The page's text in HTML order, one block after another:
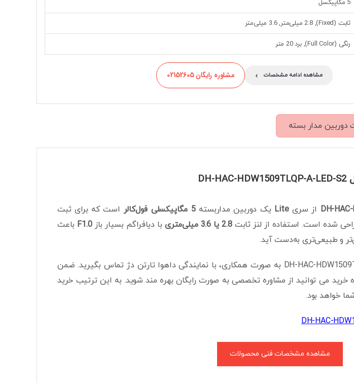
5 مگاپیکسل
ثابت (Fixed), 2.8 میلی‌متر, 3.6 میلی‌متر
رنگی (Full Color), برد 20 متر
مشاهده ادامه مشخصات › مشاوره رایگان 02152605
مدار بسته
از سریLite یک دوربین مداربسته5 مگاپیکسلی فول‌کالر
است که برای ثبت
شده است. استفاده از لنز ثابت2.8 یا 3.6 میلی‌متری با دیافراگم بسیار بازF1.0 باعث
و طبیعی‌تری به‌دست آید.
برای خرید و دریافت قیمت DH-HAC-HDW1509TLQP-A-LED-S2 به صورت همکاری، با نمایندگی داهوا تارتن دژ تماس بگیرید. ضمن
خرید می توانید از مشاوره تخصصی به صورت رایگان بهره مند شوید. به این ترتیب خرید
خواهد بود.
مشاهده مشخصات فنی محصولات